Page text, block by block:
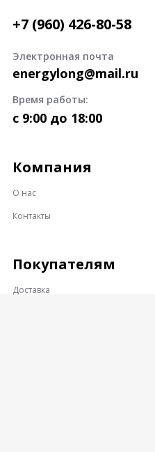
+7 (960) 426-80-58
Электронная почта
energylong@mail.ru
Время работы:
c 9:00 до 18:00
Компания
О нас
Контакты
Покупателям
Доставка